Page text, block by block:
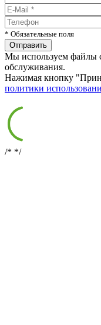
* Обязательные поля
Мы используем файлы
обслуживания.
Нажимая кнопку
политики
/* */